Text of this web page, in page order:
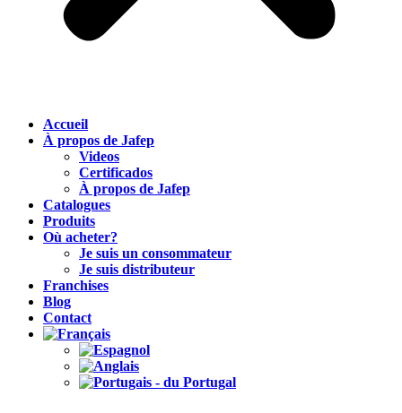
Accueil
À propos de Jafep
Videos
Certificados
À propos de Jafep
Catalogues
Produits
Où acheter?
Je suis un consommateur
Je suis distributeur
Franchises
Blog
Contact